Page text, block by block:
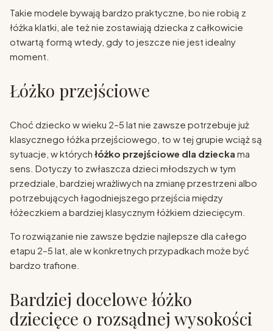
Takie modele bywają bardzo praktyczne, bo nie robią z
łóżka klatki, ale też nie zostawiają dziecka z całkowicie
otwartą formą wtedy, gdy to jeszcze nie jest idealny
moment.
Łóżko przejściowe
Choć dziecko w wieku 2–5 lat nie zawsze potrzebuje już
klasycznego łóżka przejściowego, to w tej grupie wciąż są
sytuacje, w których łóżko przejściowe dla dziecka ma
sens. Dotyczy to zwłaszcza dzieci młodszych w tym
przedziale, bardziej wrażliwych na zmianę przestrzeni albo
potrzebujących łagodniejszego przejścia między
łóżeczkiem a bardziej klasycznym łóżkiem dziecięcym.
To rozwiązanie nie zawsze będzie najlepsze dla całego
etapu 2–5 lat, ale w konkretnych przypadkach może być
bardzo trafione.
Bardziej docelowe łóżko
dziecięce o rozsądnej wysokości